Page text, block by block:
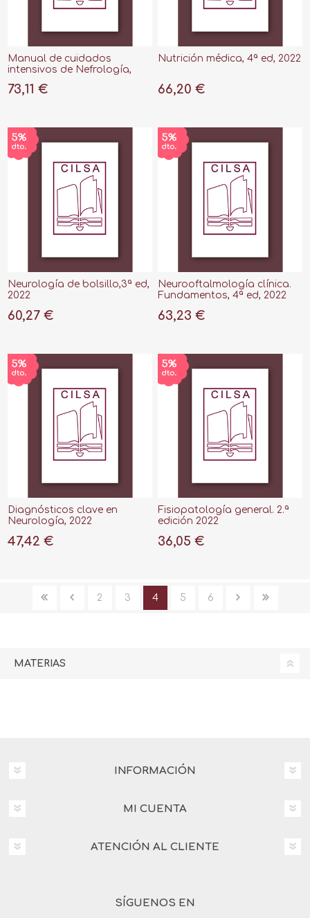
Manual de cuidados
intensivos de Nefrología,
73,11 €
Nutrición médica, 4ª ed, 2022
66,20 €
Neurología de bolsillo,3ª ed,
2022
60,27 €
Neurooftalmología clínica.
Fundamentos, 4ª ed, 2022
63,23 €
Diagnósticos clave en
Neurología, 2022
47,42 €
Fisiopatología general. 2.ª
edición 2022
36,05 €
2 3 4 5 6
MATERIAS
INFORMACIÓN
MI CUENTA
ATENCIÓN AL CLIENTE
SÍGUENOS EN